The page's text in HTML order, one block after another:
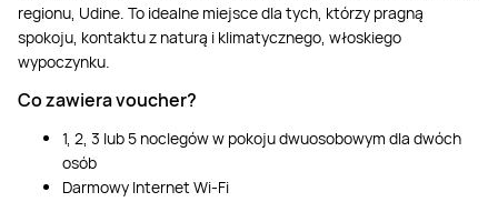
regionu, Udine. To idealne miejsce dla tych, którzy pragną
spokoju, kontaktu z naturą i klimatycznego, włoskiego
wypoczynku.
Co zawiera voucher?
1, 2, 3 lub 5 noclegów w pokoju dwuosobowym dla dwóch
osób
Darmowy Internet Wi-Fi